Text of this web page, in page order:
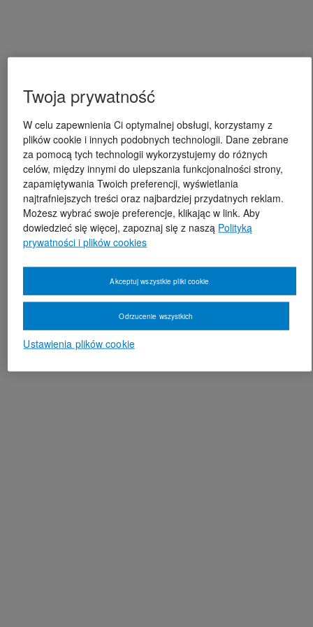
Twoja prywatność
W celu zapewnienia Ci optymalnej obsługi, korzystamy z
plików cookie i innych podobnych technologii. Dane zebrane
za pomocą tych technologii wykorzystujemy do różnych
celów, między innymi do ulepszania funkcjonalności strony,
zapamiętywania Twoich preferencji, wyświetlania
najtrafniejszych treści oraz najbardziej przydatnych reklam.
Możesz wybrać swoje preferencje, klikając w link. Aby
dowiedzieć się więcej, zapoznaj się z naszą Polityką
prywatności i plików cookies
Ustawienia plików cookie
Odrzucenie wszystkich
Akceptuj wszystkie pliki cookie